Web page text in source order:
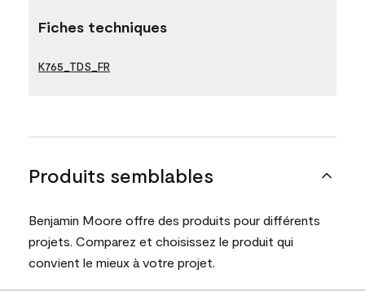
Fiches techniques
K765_TDS_FR
Produits semblables
Benjamin Moore offre des produits pour différents
projets. Comparez et choisissez le produit qui
convient le mieux à votre projet.